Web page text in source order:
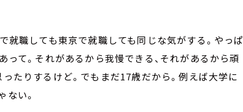
就職しても東京で就職しても同じな気がする。やっぱ
って。それがあるから我慢できる、それがあるから頑
たりするけど。でもまだ17歳だから。例えば大学に
い。